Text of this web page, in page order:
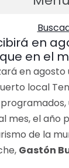
en
en el
en
local
programados,
mes, el año
de la
Gastón